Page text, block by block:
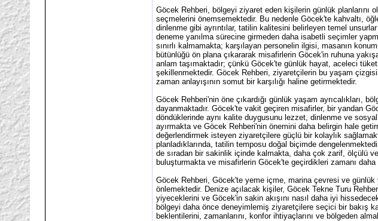
Göcek Rehberi, bölgeyi ziyaret eden kişilerin günlük planlarını
seçmelerini önemsemektedir. Bu nedenle Göcek'te kahvaltı,
dinlenme gibi ayrıntılar, tatilin kalitesini belirleyen temel
deneme yanılma sürecine girmeden daha isabetli seçimler
sınırlı kalmamakta; karşılayan personelin ilgisi, masanın
bütünlüğü ön plana çıkararak misafirlerin Göcek'in ruhuna
anlam taşımaktadır; çünkü Göcek'te günlük hayat, aceleci
şekillenmektedir. Göcek Rehberi, ziyaretçilerin bu yaşam
zaman anlayışının somut bir karşılığı haline getirmektedir.
Göcek Rehberi'nin öne çıkardığı günlük yaşam ayrıcalıkları,
dayanmaktadır. Göcek'te vakit geçiren misafirler, bir yandan
döndüklerinde aynı kalite duygusunu lezzet, dinlenme ve
ayırmakta ve Göcek Rehberi'nin önemini daha belirgin hale
değerlendirmek isteyen ziyaretçilere güçlü bir kolaylık
planladıklarında, tatilin temposu doğal biçimde
de sıradan bir sakinlik içinde kalmakta, daha çok zarif, ölçülü
buluşturmakta ve misafirlerin Göcek'te geçirdikleri zamanı
Göcek Rehberi, Göcek'te yeme içme, marina çevresi ve
önlemektedir. Denize açılacak kişiler, Göcek Tekne Turu
yiyeceklerini ve Göcek'in sakin akışını nasıl daha iyi
bölgeyi daha önce deneyimlemiş ziyaretçilere seçici bir bakış
beklentilerini, zamanlarını, konfor ihtiyaçlarını ve bölgeden